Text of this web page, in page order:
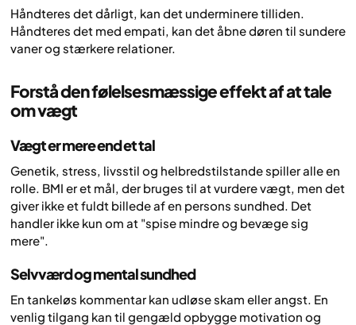
Håndteres det dårligt, kan det underminere tilliden.
Håndteres det med empati, kan det åbne døren til sundere
vaner og stærkere relationer.
Forstå den følelsesmæssige effekt af at tale
om vægt
Vægt er mere end et tal
Genetik, stress, livsstil og helbredstilstande spiller alle en
rolle. BMI er et mål, der bruges til at vurdere vægt, men det
giver ikke et fuldt billede af en persons sundhed. Det
handler ikke kun om at "spise mindre og bevæge sig
mere".
Selvværd og mental sundhed
En tankeløs kommentar kan udløse skam eller angst. En
venlig tilgang kan til gengæld opbygge motivation og